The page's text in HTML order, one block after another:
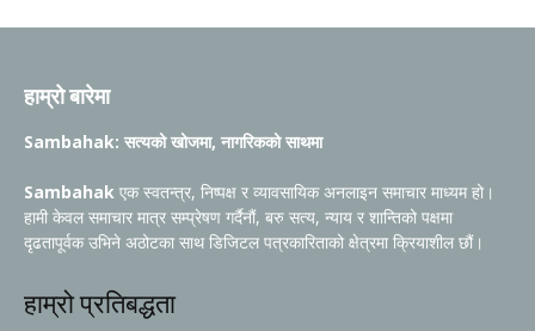
हाम्रो बारेमा
Sambahak: सत्यको खोजमा, नागरिकको साथमा
Sambahak एक स्वतन्त्र, निष्पक्ष र व्यावसायिक अनलाइन समाचार माध्यम हो।
हामी केवल समाचार मात्र सम्प्रेषण गर्दैनौं, बरु सत्य, न्याय र शान्तिको पक्षमा
दृढतापूर्वक उभिने अठोटका साथ डिजिटल पत्रकारिताको क्षेत्रमा क्रियाशील छौं।
हाम्रो प्रतिबद्धता